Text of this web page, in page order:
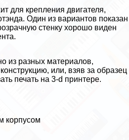
для крепления двигателя,
Один из вариантов показан
стенку хорошо виден
из разных материалов,
или, взяв за образец
печать на 3-d принтере.
корпусом